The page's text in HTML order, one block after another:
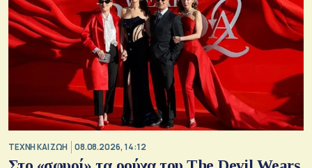
TΕΧΝΗ ΚΑΙ ΖΩΗ 08.08.2026, 14:12